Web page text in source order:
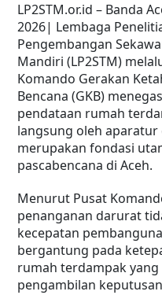
LP2STM.or.id – Banda
2026| Lembaga
Pengembangan
Mandiri (LP2STM)
Komando Gerakan
Bencana (GKB)
pendataan rumah
langsung oleh
merupakan fondasi
pascabencana di Aceh.
Menurut Pusat
penanganan darurat
kecepatan
bergantung pada
rumah terdampak
pengambilan